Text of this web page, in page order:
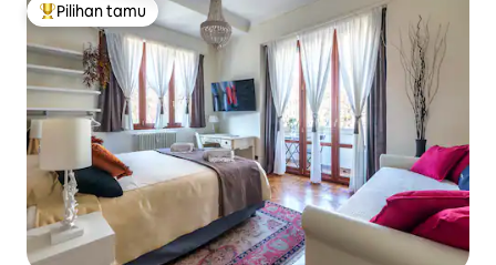
Pilihan tamu terpopuler
Pilihan tamu